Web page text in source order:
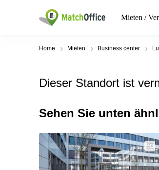
Mieten /
Home Mieten Business center
Dieser Standort ist
Sehen Sie unten